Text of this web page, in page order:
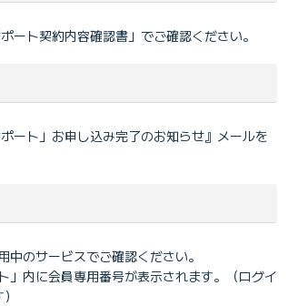
ート契約内容確認書」でご確認ください。
ート」お申し込み完了のお知らせ』メールを
のサービスでご確認ください。
」内に会員専用番号が表示されます。（ログイ